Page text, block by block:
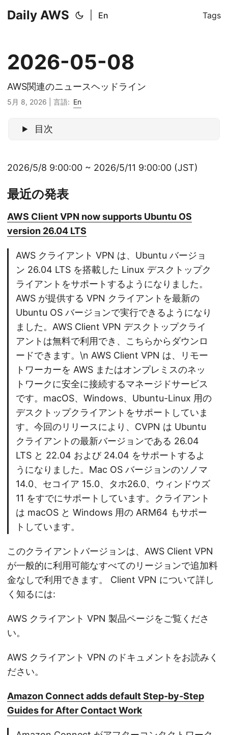
Daily AWS En Tags
2026-05-08
AWS関連のニュースヘッドライン
5月 8, 2026 言語: En
目次
2026/5/8 9:00:00 ~ 2026/5/11 9:00:00 (JST)
最近の発表
AWS Client VPN now supports Ubuntu OS
version 26.04 LTS
AWS クライアント VPN は、Ubuntu バージョ
ン 26.04 LTS を搭載した Linux デスクトップク
ライアントをサポートするようになりました。
AWS が提供する VPN クライアントを最新の
Ubuntu OS バージョンで実行できるようになり
ました。AWS Client VPN デスクトップクライ
アントは無料で利用でき、こちらからダウンロ
ードできます。\n AWS Client VPN は、リモー
トワーカーを AWS またはオンプレミスのネッ
トワークに安全に接続するマネージドサービス
です。macOS、Windows、Ubuntu-Linux 用の
デスクトップクライアントをサポートしていま
す。今回のリリースにより、CVPN は Ubuntu
クライアントの最新バージョンである 26.04
LTS と 22.04 および 24.04 をサポートするよ
うになりました。Mac OS バージョンのソノマ
14.0、セコイア 15.0、タホ26.0、ウィンドウズ
11 をすでにサポートしています。クライアント
は macOS と Windows 用の ARM64 もサポー
トしています。
このクライアントバージョンは、AWS Client VPN
が一般的に利用可能なすべてのリージョンで追加料
金なしで利用できます。 Client VPN について詳し
く知るには:
AWS クライアント VPN 製品ページをご覧くださ
い。
AWS クライアント VPN のドキュメントをお読みく
ださい。
Amazon Connect adds default Step-by-Step
Guides for After Contact Work